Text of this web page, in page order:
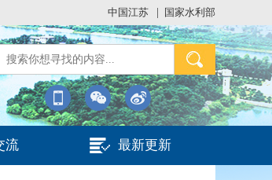
中国江苏 国家水利部
流 最新更新